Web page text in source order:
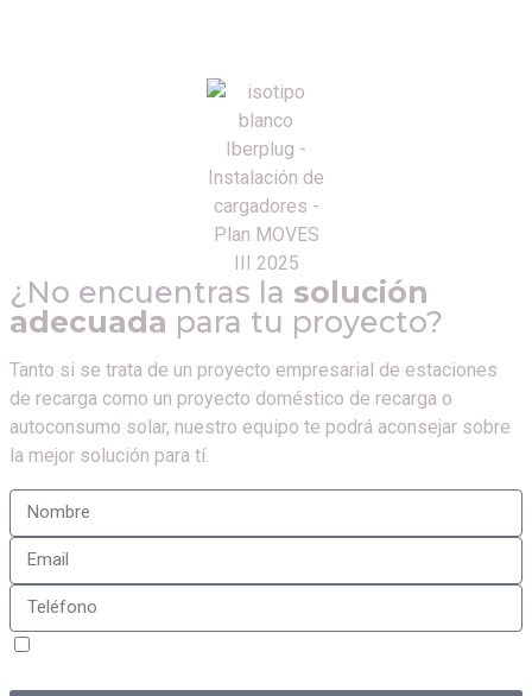
¿No encuentras la solución
adecuada para tu proyecto?
Tanto si se trata de un proyecto empresarial de estaciones
de recarga como un proyecto doméstico de recarga o
autoconsumo solar, nuestro equipo te podrá aconsejar sobre
la mejor solución para tí.